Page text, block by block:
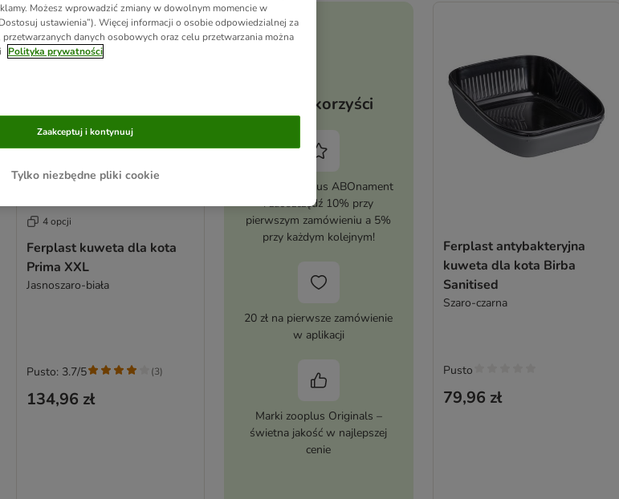
4 opcji
Ferplast kuweta dla kota
Prima XXL
Jasnoszaro-biała
134,96 zł
Pusto: 3.7/5 (3)
Twoje korzyści
Aktywuj zooplus ABOnament
i zaoszczędź 10% przy
pierwszym zamówieniu a 5%
przy każdym kolejnym!
20 zł na pierwsze zamówienie
w aplikacji
Marki zooplus Originals –
świetna jakość w najlepszej
cenie
Ferplast antybakteryjna
kuweta dla kota Birba
Sanitised
Szaro-czarna
79,96 zł
Pusto
Możesz wprowadzić zmiany w dowolnym momencie w
ustawienia”). Więcej informacji o osobie odpowiedzialnej za
danych osobowych oraz celu przetwarzania można
Polityka prywatności
Tylko niezbędne pliki cookie
Zaakceptuj i kontynuuj